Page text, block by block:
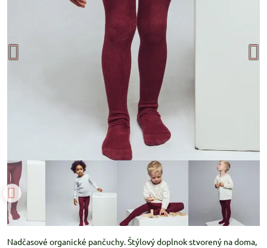
Nadčasové organické pančuchy. Štýlový doplnok stvorený na doma,